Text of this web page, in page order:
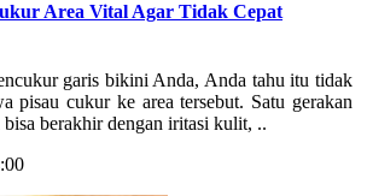
Area Vital Agar Tidak Cepat
garis bikini Anda, Anda tahu itu tidak
pisau cukur ke area tersebut. Satu gerakan
berakhir dengan iritasi kulit, ..